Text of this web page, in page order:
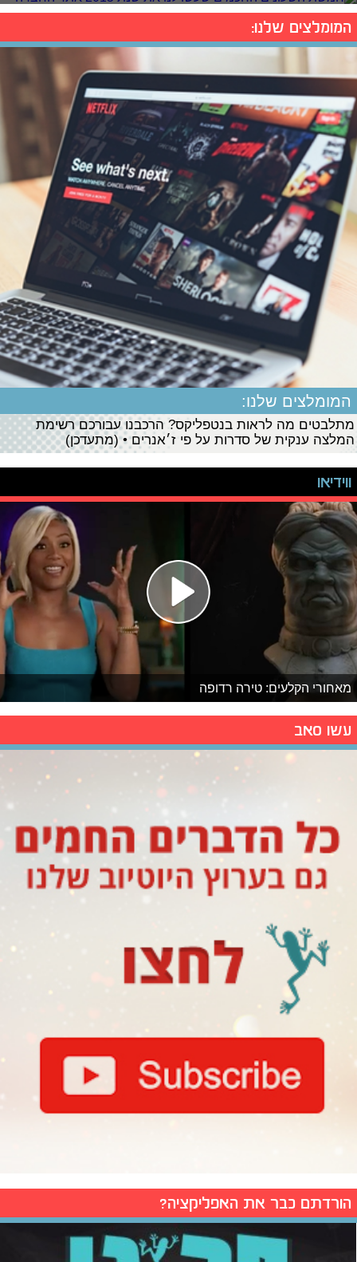
המומלצים שלנו:
המומלצים שלנו:
מתלבטים מה לראות בנטפליקס? הרכבנו עבורכם רשימת
המלצה ענקית של סדרות על פי ז׳אנרים • (מתעדכן)
ווידיאו
מאחורי הקלעים: טירה רדופה
עשו סאב
הורדתם כבר את האפליקציה?